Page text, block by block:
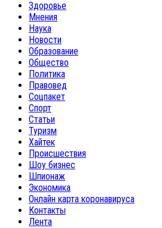
Здоровье
Мнения
Наука
Новости
Образование
Общество
Политика
Правовед
Соцпакет
Спорт
Статьи
Туризм
Хайтек
Происшествия
Шоу бизнес
Шпионаж
Экономика
Онлайн карта коронавируса
Контакты
Лента